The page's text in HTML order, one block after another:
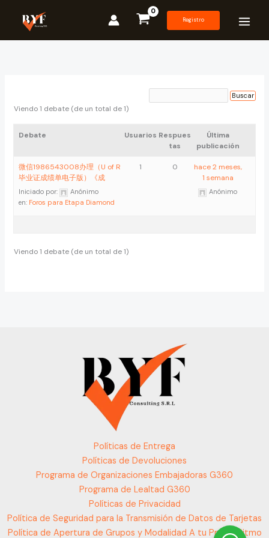
contenido
Registro
Viendo 1 debate (de un total de 1)
Debate Usuarios Respues
tas
Última
publicación
微信1986543008办理（U of R
毕业证成绩单电子版）《成
Iniciado por:
Anónimo
en: Foros para Etapa Diamond
1 0
hace 2 meses,
1 semana
Anónimo
Viendo 1 debate (de un total de 1)
Políticas de Entrega
Políticas de Devoluciones
Programa de Organizaciones Embajadoras G360
Programa de Lealtad G360
Políticas de Privacidad
Política de Seguridad para la Transmisión de Datos de Tarjetas
Política de Apertura de Grupos y Modalidad A tu Propio Ritmo